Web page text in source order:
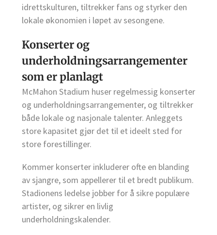
idrettskulturen, tiltrekker fans og styrker den
lokale økonomien i løpet av sesongene.
Konserter og
underholdningsarrangementer
som er planlagt
McMahon Stadium huser regelmessig konserter
og underholdningsarrangementer, og tiltrekker
både lokale og nasjonale talenter. Anleggets
store kapasitet gjør det til et ideelt sted for
store forestillinger.
Kommer konserter inkluderer ofte en blanding
av sjangre, som appellerer til et bredt publikum.
Stadionens ledelse jobber for å sikre populære
artister, og sikrer en livlig
underholdningskalender.